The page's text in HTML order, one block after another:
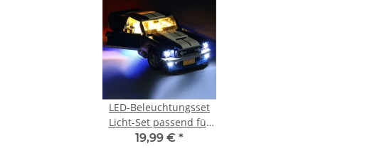
LED-Beleuchtungsset
Licht-Set passend für
Lego Ford Mustang
19,99 € *